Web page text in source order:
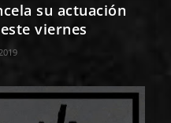
su actuación
viernes